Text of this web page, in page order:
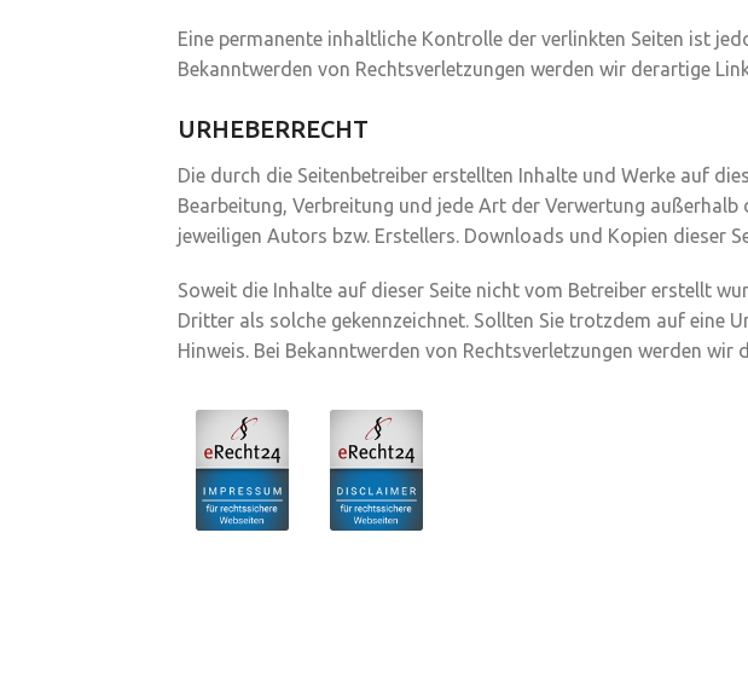
Eine permanente inhaltliche Kontrolle der verlinkten Seiten ist
Bekanntwerden von Rechtsverletzungen werden wir derartige
URHEBERRECHT
Die durch die Seitenbetreiber erstellten Inhalte und Werke auf
Bearbeitung, Verbreitung und jede Art der Verwertung
jeweiligen Autors bzw. Erstellers. Downloads und Kopien dieser
Soweit die Inhalte auf dieser Seite nicht vom Betreiber erstellt
Dritter als solche gekennzeichnet. Sollten Sie trotzdem auf eine
Hinweis. Bei Bekanntwerden von Rechtsverletzungen werden